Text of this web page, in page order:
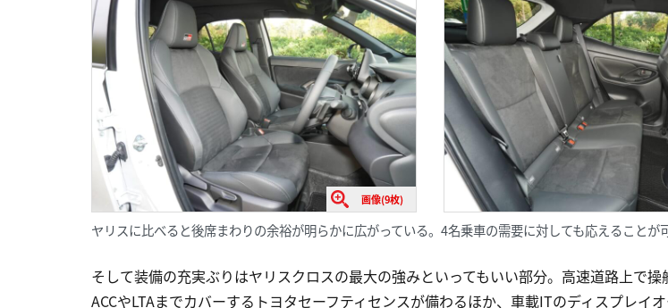
画像(9枚)
ヤリスに比べると後席まわりの余裕が明らかに広がっている。4名乗車の需要に対しても応えることが
そして装備の充実ぶりはヤリスクロスの最大の強みといってもいい部分。高速道路上で操
ACCやLTAまでカバーするトヨタセーフティセンスが備わるほか、車載ITのディスプレイ